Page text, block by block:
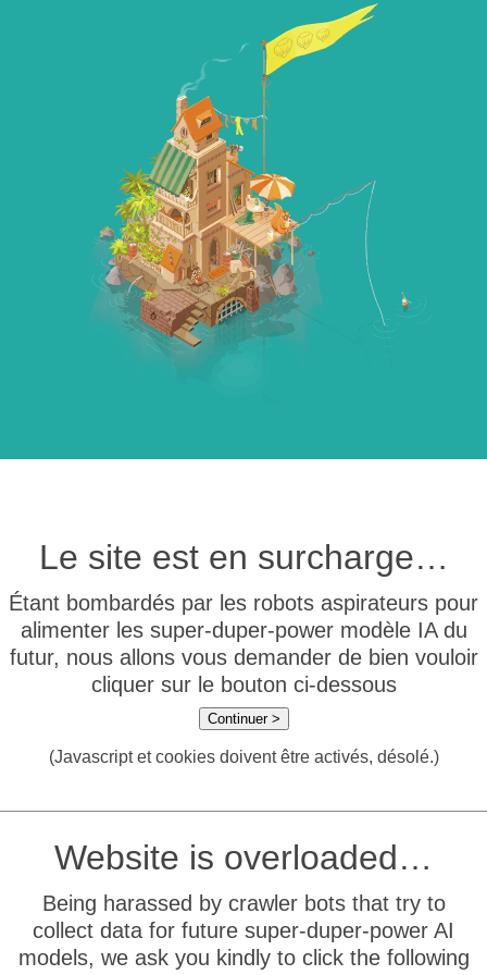
Le site est en surcharge…
Étant bombardés par les robots aspirateurs pour
alimenter les super-duper-power modèle IA du
futur, nous allons vous demander de bien vouloir
cliquer sur le bouton ci-dessous
Continuer >
(Javascript et cookies doivent être activés, désolé.)
Website is overloaded…
Being harassed by crawler bots that try to
collect data for future super-duper-power AI
models, we ask you kindly to click the following